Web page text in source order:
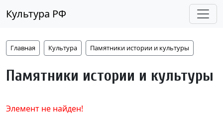
Культура РФ
Главная Культура Памятники истории и культуры
Памятники истории и культуры
Элемент не найден!